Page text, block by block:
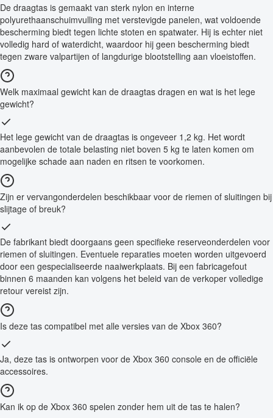
De draagtas is gemaakt van sterk nylon en interne
polyurethaanschuimvulling met verstevigde panelen, wat voldoende
bescherming biedt tegen lichte stoten en spatwater. Hij is echter niet
volledig hard of waterdicht, waardoor hij geen bescherming biedt
tegen zware valpartijen of langdurige blootstelling aan vloeistoffen.
Welk maximaal gewicht kan de draagtas dragen en wat is het lege
gewicht?
Het lege gewicht van de draagtas is ongeveer 1,2 kg. Het wordt
aanbevolen de totale belasting niet boven 5 kg te laten komen om
mogelijke schade aan naden en ritsen te voorkomen.
Zijn er vervangonderdelen beschikbaar voor de riemen of sluitingen bij
slijtage of breuk?
De fabrikant biedt doorgaans geen specifieke reserveonderdelen voor
riemen of sluitingen. Eventuele reparaties moeten worden uitgevoerd
door een gespecialiseerde naaiwerkplaats. Bij een fabricagefout
binnen 6 maanden kan volgens het beleid van de verkoper volledige
retour vereist zijn.
Is deze tas compatibel met alle versies van de Xbox 360?
Ja, deze tas is ontworpen voor de Xbox 360 console en de officiële
accessoires.
Kan ik op de Xbox 360 spelen zonder hem uit de tas te halen?